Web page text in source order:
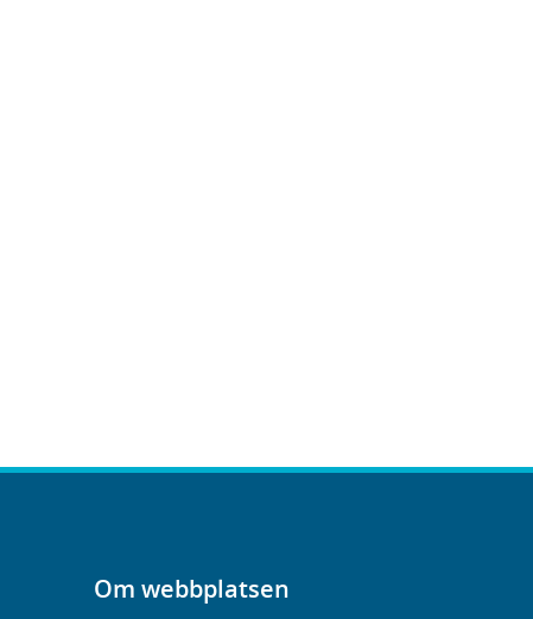
Om webbplatsen